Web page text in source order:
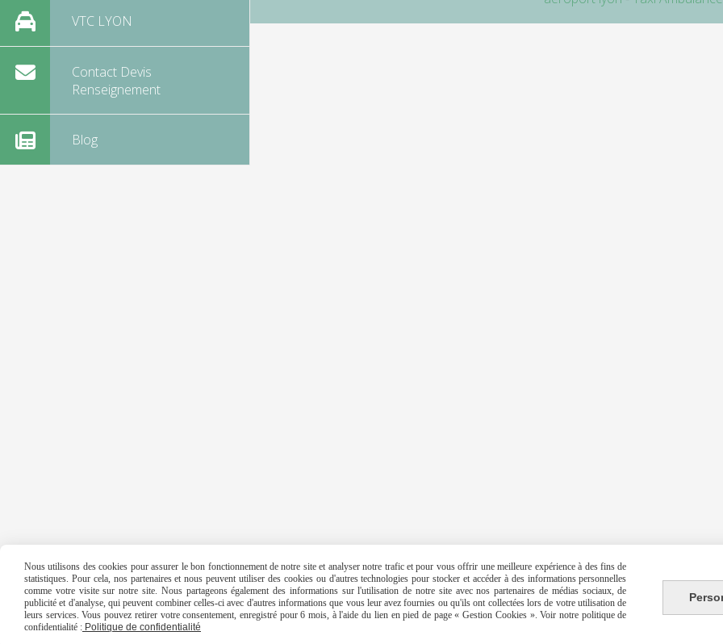
VTC LYON
Contact Devis
Renseignement
Blog
Nous utilisons des cookies pour assurer le bon fonctionnement de notre site et analyser notre trafic et pour vous offrir une meilleure expérience à des fins de
statistiques. Pour cela, nos partenaires et nous peuvent utiliser des cookies ou d'autres technologies pour stocker et accéder à des informations personnelles
comme votre visite sur notre site. Nous partageons également des informations sur l'utilisation de notre site avec nos partenaires de médias sociaux, de
publicité et d'analyse, qui peuvent combiner celles-ci avec d'autres informations que vous leur avez fournies ou qu'ils ont collectées lors de votre utilisation de
leurs services. Vous pouvez retirer votre consentement, enregistré pour 6 mois, à l'aide du lien en pied de page « Gestion Cookies ». Voir notre politique de
confidentialité : Politique de confidentialité